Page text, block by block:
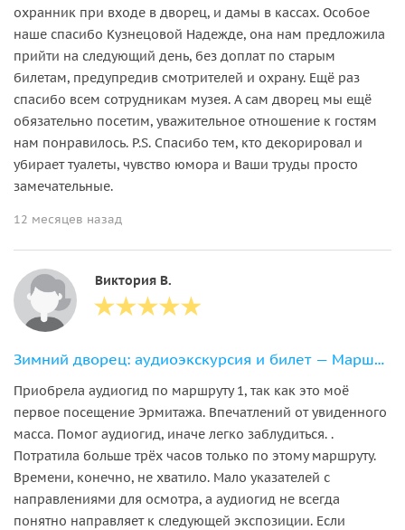
охранник при входе в дворец, и дамы в кассах. Особое
наше спасибо Кузнецовой Надежде, она нам предложила
прийти на следующий день, без доплат по старым
билетам, предупредив смотрителей и охрану. Ещё раз
спасибо всем сотрудникам музея. А сам дворец мы ещё
обязательно посетим, уважительное отношение к гостям
нам понравилось. P.S. Спасибо тем, кто декорировал и
убирает туалеты, чувство юмора и Ваши труды просто
замечательные.
12 месяцев назад
Виктория В.
Зимний дворец: аудиоэкскурсия и билет — Маршрут 1
Приобрела аудиогид по маршруту 1, так как это моё
первое посещение Эрмитажа. Впечатлений от увиденного
масса. Помог аудиогид, иначе легко заблудиться. .
Потратила больше трёх часов только по этому маршруту.
Времени, конечно, не хватило. Мало указателей с
направлениями для осмотра, а аудиогид не всегда
понятно направляет к следующей экспозиции. Если